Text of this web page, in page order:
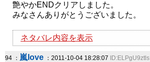
艶やかENDクリアしました。
みなさんありがとうございました。
ネタバレ内容を表示
94 ： 嵐love ：2011-10-04 18:28:07 ID:ELPgU9ztls